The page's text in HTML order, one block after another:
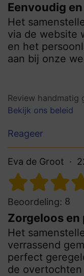
Eenvoudig
Het
via de website
en het
aan bij onze
Review handmatig
Bekijk ons beleid
Reageer
Eva de Groot
Beoordeling: 8
Zorgeloos
Het
verrassend
perfect
de overtochten